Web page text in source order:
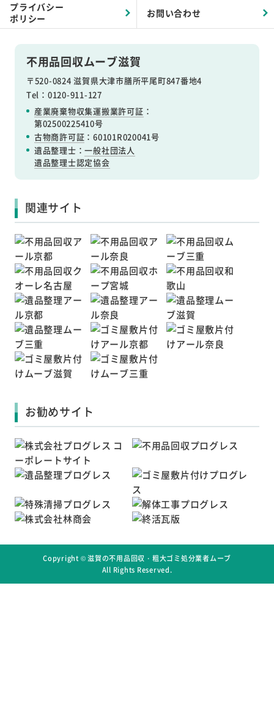
不用品回収ムーブ滋賀
〒520-0824 滋賀県大津市膳所平尾町847番地4
Tel：0120-911-127
産業廃棄物収集運搬業許可証 ：
第02500225410号
古物商許可証 ：60101R020041号
遺品整理士：一般社団法人
遺品整理士認定協会
プライバシー
ポリシー
お問い合わせ
関連サイト
お勧めサイト
Copyright ©滋賀の不用品回収・粗大ゴミ処分業者ムーブ
All Rights Reserved.